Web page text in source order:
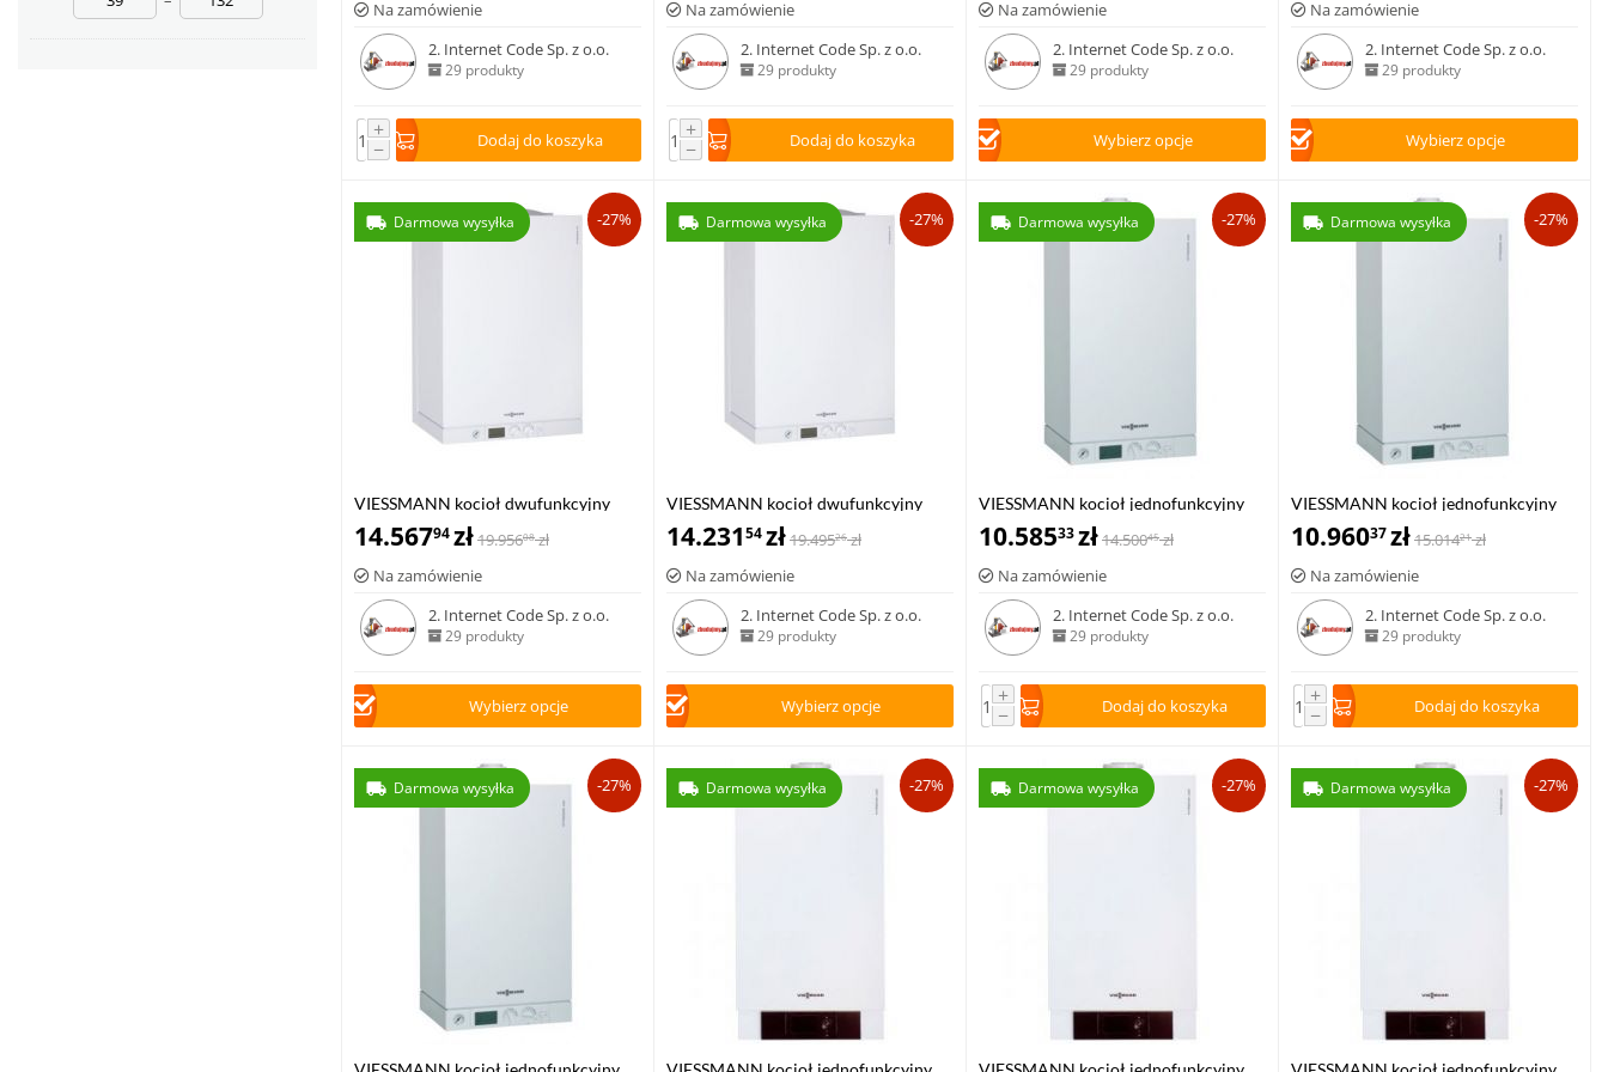
Na zamówienie
2. Internet Code Sp. z o.o.
29 produkty
+
− Dodaj do koszyka
Na zamówienie
2. Internet Code Sp. z o.o.
29 produkty
+
− Dodaj do koszyka
Na zamówienie
2. Internet Code Sp. z o.o.
29 produkty
Wybierz opcje
Na zamówienie
2. Internet Code Sp. z o.o.
29 produkty
Wybierz opcje
Darmowa wysyłka -27%
VIESSMANN kocioł dwufunkcyjny
VITODENS 111-W 8,8-35,0 kW z
14.56794zł19.95608 zł
Na zamówienie
2. Internet Code Sp. z o.o.
29 produkty
Wybierz opcje
Darmowa wysyłka -27%
VIESSMANN kocioł dwufunkcyjny
VITODENS 222-W 6,5-19,0 kW z
14.23154zł19.49526 zł
Na zamówienie
2. Internet Code Sp. z o.o.
29 produkty
Wybierz opcje
Darmowa wysyłka -27%
VIESSMANN kocioł jednofunkcyjny
VITODENS 100-W 6,5-19 kW
10.58533zł14.50045 zł
Na zamówienie
2. Internet Code Sp. z o.o.
29 produkty
+
− Dodaj do koszyka
Darmowa wysyłka -27%
VIESSMANN kocioł jednofunkcyjny
VITODENS 100-W 6,5-26 kW
10.96037zł15.01421 zł
Na zamówienie
2. Internet Code Sp. z o.o.
29 produkty
+
− Dodaj do koszyka
Darmowa wysyłka -27% Darmowa wysyłka -27% Darmowa wysyłka -27% Darmowa wysyłka -27%